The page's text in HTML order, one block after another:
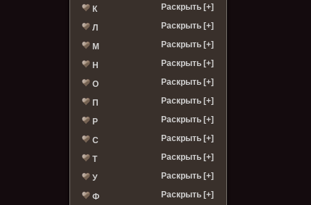
К Раскрыть [+]
Л Раскрыть [+]
М Раскрыть [+]
Н Раскрыть [+]
О Раскрыть [+]
П Раскрыть [+]
Р Раскрыть [+]
С Раскрыть [+]
Т Раскрыть [+]
У Раскрыть [+]
Ф Раскрыть [+]